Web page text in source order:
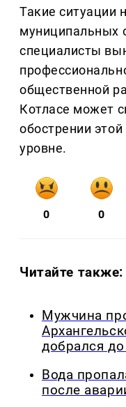
Такие ситуации
муниципальных
специалисты
общественной
Котласе может
обострении
уровне.
0 0
Читайте также:
Мужчина
добрался
Вода
после